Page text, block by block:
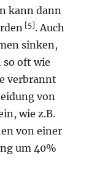
kann dann
[5]. Auch
sinken,
oft wie
verbrannt
von
wie z.B.
von einer
um 40%